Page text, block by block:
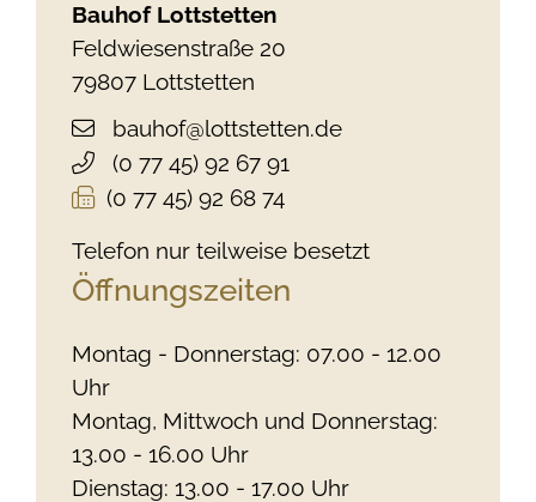
Bauhof Lottstetten
Feldwiesenstraße 20
79807 Lottstetten
bauhof@lottstetten.de
(0 77 45) 92 67 91
(0 77 45) 92 68 74
Telefon nur teilweise besetzt
Öffnungszeiten
Montag - Donnerstag: 07.00 - 12.00
Uhr
Montag, Mittwoch und Donnerstag:
13.00 - 16.00 Uhr
Dienstag: 13.00 - 17.00 Uhr